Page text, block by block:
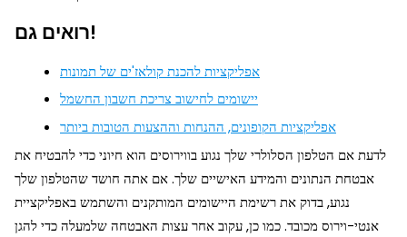
רואים גם!
אפליקציות להכנת קולאז'ים של תמונות
יישומים לחישוב צריכת חשבון החשמל
אפליקציות הקופונים, ההנחות וההצעות הטובות ביותר
לדעת אם הטלפון הסלולרי שלך נגוע בווירוסים הוא חיוני כדי להבטיח את
אבטחת הנתונים והמידע האישיים שלך. אם אתה חושד שהטלפון שלך
נגוע, בדוק את רשימת היישומים המותקנים והשתמש באפליקציית
אנטי-וירוס מכובד. כמו כן, עקוב אחר עצות האבטחה שלמעלה כדי להגן